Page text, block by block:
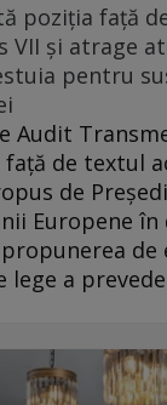
poziția față
VII și atrage
pentru
Audit
de textul
de
Europene în
de
lege a